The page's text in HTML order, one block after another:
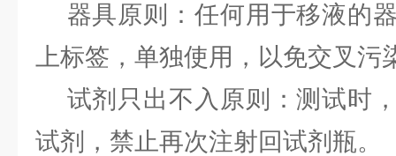
器具原则：任何用于移液的
上标签，单独使用，以免交叉污
试剂只出不入原则：测试时
试剂，禁止再次注射回试剂瓶。